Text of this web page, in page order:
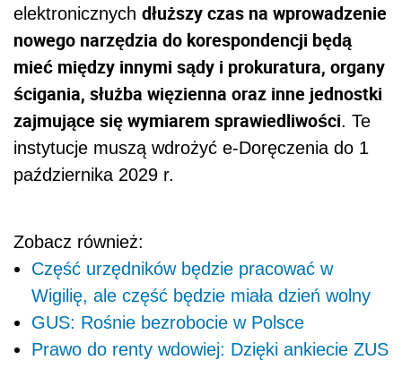
elektronicznych dłuższy czas na wprowadzenie
nowego narzędzia do korespondencji będą
mieć między innymi sądy i prokuratura, organy
ścigania, służba więzienna oraz inne jednostki
zajmujące się wymiarem sprawiedliwości. Te
instytucje muszą wdrożyć e-Doręczenia do 1
października 2029 r.
Zobacz również:
Część urzędników będzie pracować w
Wigilię, ale część będzie miała dzień wolny
GUS: Rośnie bezrobocie w Polsce
Prawo do renty wdowiej: Dzięki ankiecie ZUS